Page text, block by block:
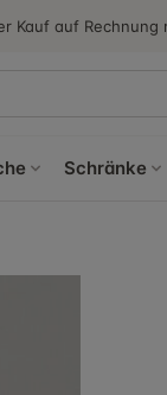
Kauf auf Rechnung
Schränke